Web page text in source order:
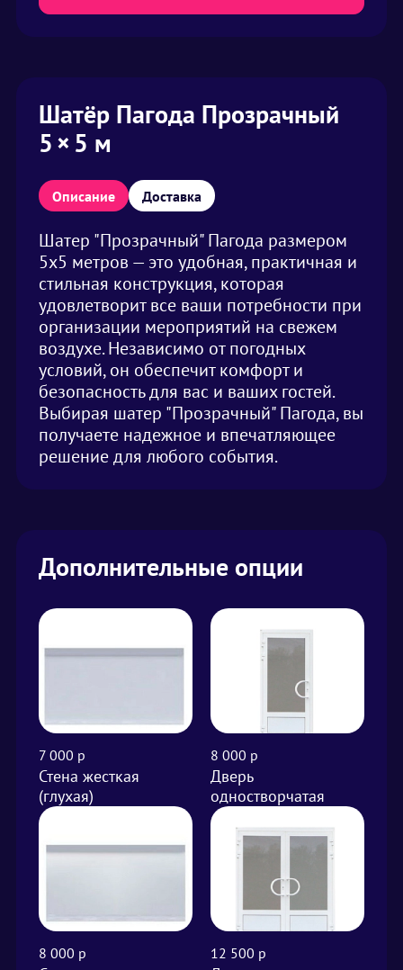
Шатёр Пагода Прозрачный
5 × 5 м
Описание Доставка
Шатер "Прозрачный" Пагода размером
5х5 метров — это удобная, практичная и
стильная конструкция, которая
удовлетворит все ваши потребности при
организации мероприятий на свежем
воздухе. Независимо от погодных
условий, он обеспечит комфорт и
безопасность для вас и ваших гостей.
Выбирая шатер "Прозрачный" Пагода, вы
получаете надежное и впечатляющее
решение для любого события.
Дополнительные опции
7 000 р
Стена жесткая
(глухая)
8 000 р
8 000 р
Дверь
одностворчатая
12 500 р